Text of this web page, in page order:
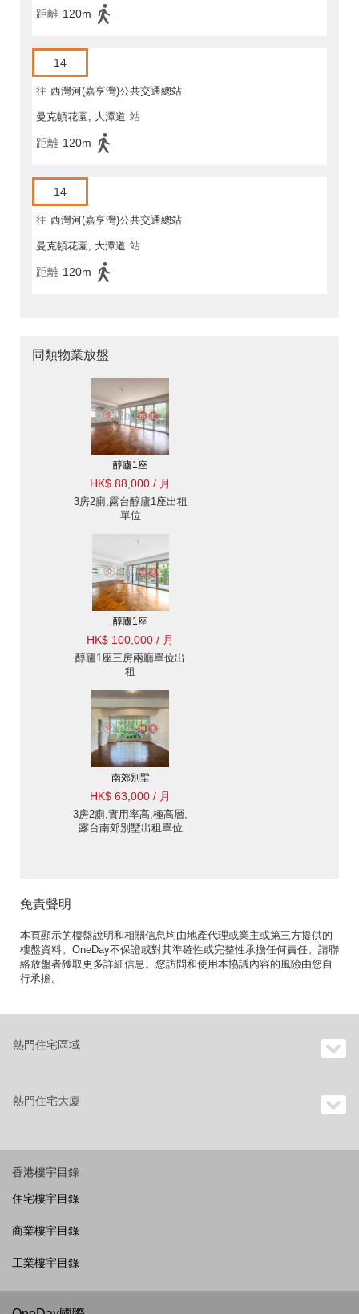
距離 120m
14
往 西灣河(嘉亨灣)公共交通總站
曼克頓花園, 大潭道 站
距離 120m
14
往 西灣河(嘉亨灣)公共交通總站
曼克頓花園, 大潭道 站
距離 120m
同類物業放盤
醇廬1座
HK$ 88,000 / 月
3房2廁,露台醇廬1座出租
單位
醇廬1座
HK$ 100,000 / 月
醇廬1座三房兩廳單位出
租
南郊別墅
HK$ 63,000 / 月
3房2廁,實用率高,極高層,
露台南郊別墅出租單位
免責聲明
本頁顯示的樓盤說明和相關信息均由地產代理或業主或第三方提供的
樓盤資料。OneDay不保證或對其準確性或完整性承擔任何責任。請聯
絡放盤者獲取更多詳細信息。您訪問和使用本協議內容的風險由您自
行承擔。
熱門住宅區域
熱門住宅大廈
香港樓宇目錄
住宅樓宇目錄
商業樓宇目錄
工業樓宇目錄